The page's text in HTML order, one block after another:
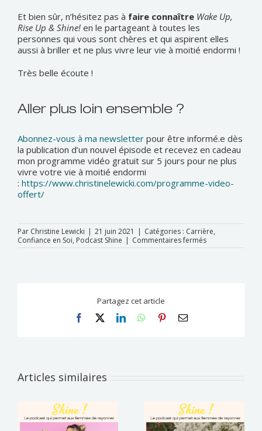
Et bien sûr, n’hésitez pas à faire connaître Wake Up,
Rise Up & Shine! en le partageant à toutes les
personnes qui vous sont chères et qui aspirent elles
aussi à briller et ne plus vivre leur vie à moitié endormi !
Très belle écoute !
Aller plus loin ensemble ?
Abonnez-vous à ma newsletter pour être informé.e dès
la publication d’un nouvel épisode et recevez en cadeau
mon programme vidéo gratuit sur 5 jours pour ne plus
vivre votre vie à moitié endormi
: https://www.christinelewicki.com/programme-video-
offert/
Par Christine Lewicki | 21 juin 2021 | Catégories : Carrière,
Confiance en Soi, Podcast Shine | Commentaires ferméssur
Podcast
Partagez cet article
Facebook LinkedInWhatsApp
PinterestEmail
Articles similaires